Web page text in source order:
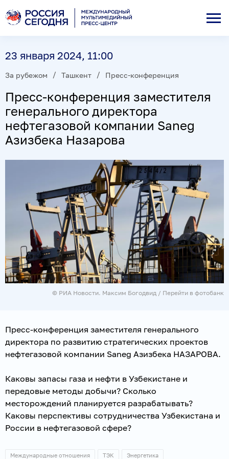
23 января 2024, 11:00
За рубежом Ташкент Пресс-конференция
Пресс-конференция заместителя
генерального директора
нефтегазовой компании Saneg
Азизбека Назарова
© РИА Новости. Максим Богодвид / Перейти в фотобанк
Пресс-конференция заместителя генерального
директора по развитию стратегических проектов
нефтегазовой компании Saneg Азизбека НАЗАРОВА.
Каковы запасы газа и нефти в Узбекистане и
передовые методы добычи? Сколько
месторождений планируется разрабатывать?
Каковы перспективы сотрудничества Узбекистана и
России в нефтегазовой сфере?
Международные отношения ТЭК Энергетика